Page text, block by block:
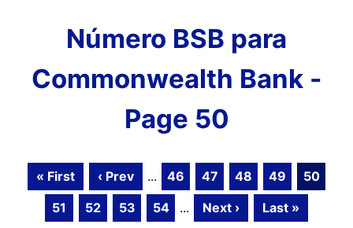
Número BSB para
Commonwealth Bank -
Page 50
« First ‹ Prev ... 46 47 48 49
50
51
52 53 54 ... Next › Last »